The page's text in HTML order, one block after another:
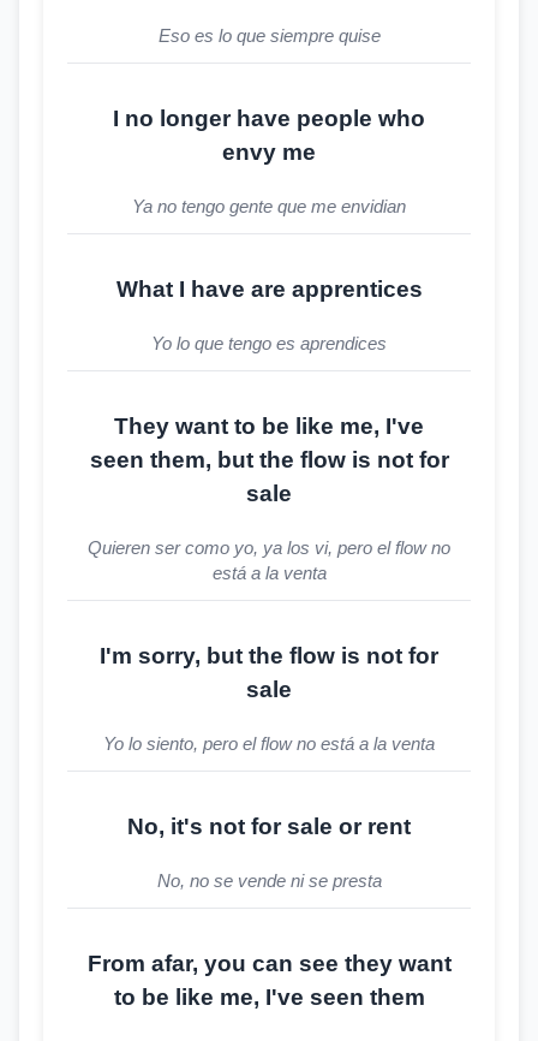
Eso es lo que siempre quise
I no longer have people who
envy me
Ya no tengo gente que me envidian
What I have are apprentices
Yo lo que tengo es aprendices
They want to be like me, I've
seen them, but the flow is not for
sale
Quieren ser como yo, ya los vi, pero el flow no
está a la venta
I'm sorry, but the flow is not for
sale
Yo lo siento, pero el flow no está a la venta
No, it's not for sale or rent
No, no se vende ni se presta
From afar, you can see they want
to be like me, I've seen them